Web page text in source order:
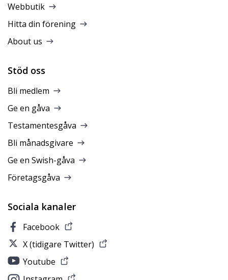
Webbutik
Hitta din förening
About us
Stöd oss
Bli medlem
Ge en gåva
Testamentesgåva
Bli månadsgivare
Ge en Swish-gåva
Företagsgåva
Sociala kanaler
Facebook
X (tidigare Twitter)
Youtube